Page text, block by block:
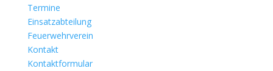
Termine
Einsatzabteilung
Feuerwehrverein
Kontakt
Kontaktformular